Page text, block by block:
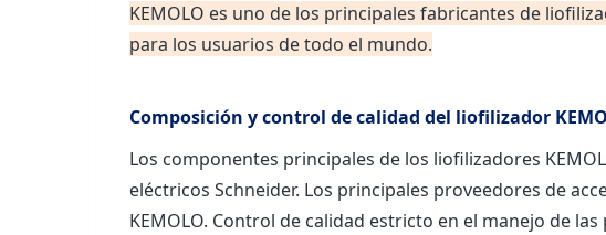
KEMOLO es uno de los principales fabricantes de
para los usuarios de todo el mundo.
Composición y control de calidad del liofilizador
Los componentes principales de los liofilizadores
eléctricos Schneider. Los principales proveedores de
KEMOLO. Control de calidad estricto en el manejo de